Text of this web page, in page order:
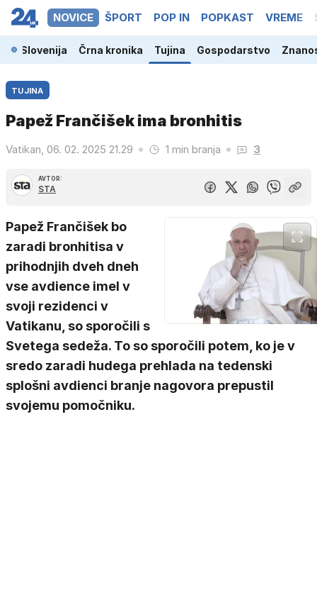
NOVICE ŠPORT POP IN POPKAST VREME
Slovenija Črna kronika Tujina Gospodarstvo
TUJINA
Papež Frančišek ima bronhitis
Vatikan, 06. 02. 2025 21.29 1 min branja 3
AVTOR:
STA
Papež Frančišek bo
zaradi bronhitisa v
prihodnjih dveh dneh
vse avdience imel v
svoji rezidenci v
Vatikanu, so sporočili s
Svetega sedeža. To so sporočili potem, ko je v
sredo zaradi hudega prehlada na tedenski
splošni avdienci branje nagovora prepustil
svojemu pomočniku.